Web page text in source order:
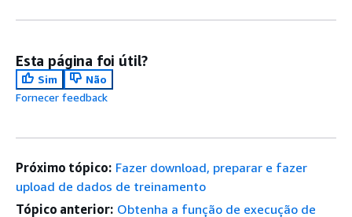
Esta página foi útil?
Sim
Não
Fornecer feedback
Próximo tópico: Fazer download, preparar e fazer
upload de dados de treinamento
Tópico anterior: Obtenha a função de execução de